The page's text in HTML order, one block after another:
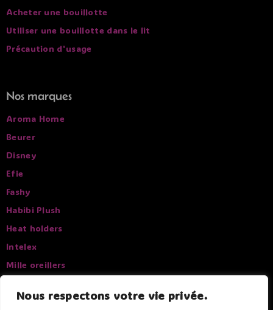
Nous respectons votre vie privée.
Acheter une bouillotte
Utiliser une bouillotte dans le lit
Précaution d'usage
Nos marques
Aroma Home
Beurer
Disney
Efie
Fashy
Habibi Plush
Heat holders
Intelex
Mille oreillers
Sissel